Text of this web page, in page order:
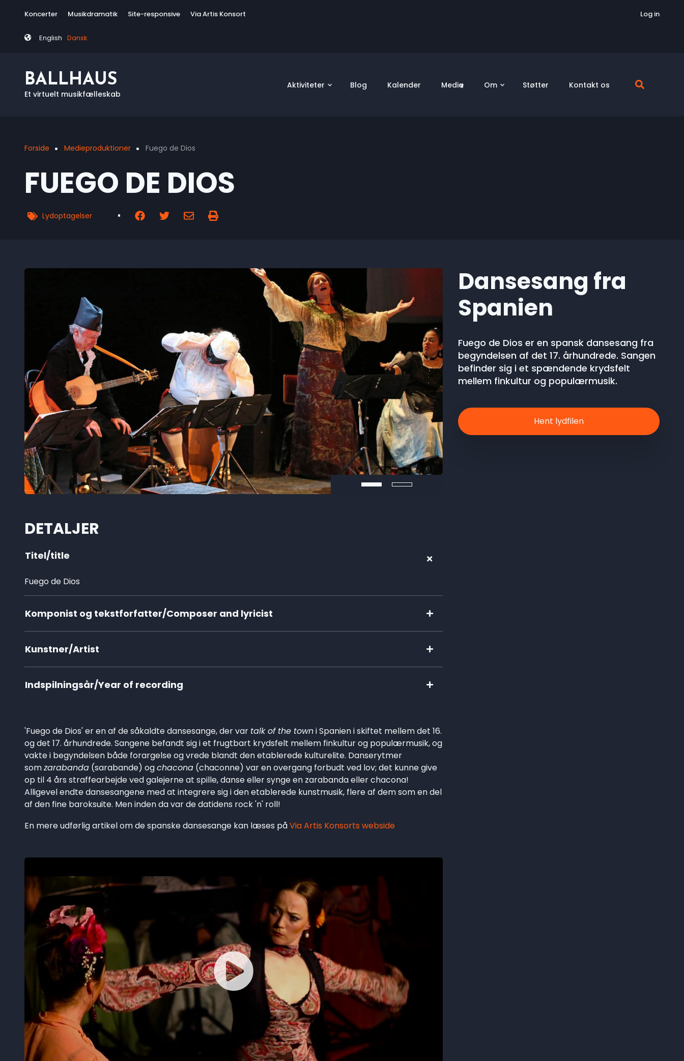
content
Tag
Koncerter Musikdramatik Site-responsive Via Artis Konsort
English Dansk
Log in
BALLHAUS
Et virtuelt musikfælleskab
Aktiviteter Blog Kalender Media Om Støtter Kontakt os
Breadcrumb
Forside Medieproduktioner Fuego de Dios
FUEGO DE DIOS
Lydoptagelser
Dansesang fra
Spanien
Fuego de Dios er en spansk dansesang fra
begyndelsen af det 17. århundrede. Sangen
befinder sig i et spændende krydsfelt
mellem finkultur og populærmusik.
Hent lydfilen
DETALJER
Titel/title
Fuego de Dios
Komponist og tekstforfatter/Composer and lyricist
Kunstner/Artist
Indspilningsår/Year of recording
'Fuego de Dios' er en af de såkaldte dansesange, der var talk of the towni Spanien i skiftet mellem det 16.
og det 17. århundrede. Sangene befandt sig i et frugtbart krydsfelt mellem finkultur og populærmusik, og
vakte i begyndelsen både forargelse og vrede blandt den etablerede kulturelite. Danserytmer
somzarabanda (sarabande) ogchacona (chaconne) var en overgang forbudt ved lov; det kunne give
op til 4 års straffearbejde ved galejerne at spille, danse eller synge en zarabanda eller chacona!
Alligevel endte dansesangene med at integrere sig i den etablerede kunstmusik, flere af dem som en del
af den fine baroksuite. Men inden da var de datidens rock 'n' roll!
En mere udførlig artikel om de spanske dansesange kan læses påVia Artis Konsorts webside